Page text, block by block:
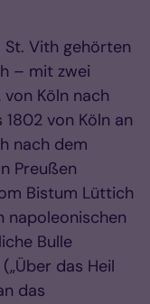
St. Vith gehörten
– mit zwei
Köln nach
von Köln an
nach dem
Preußen
Bistum Lüttich
napoleonischen
Bulle
das Heil
das